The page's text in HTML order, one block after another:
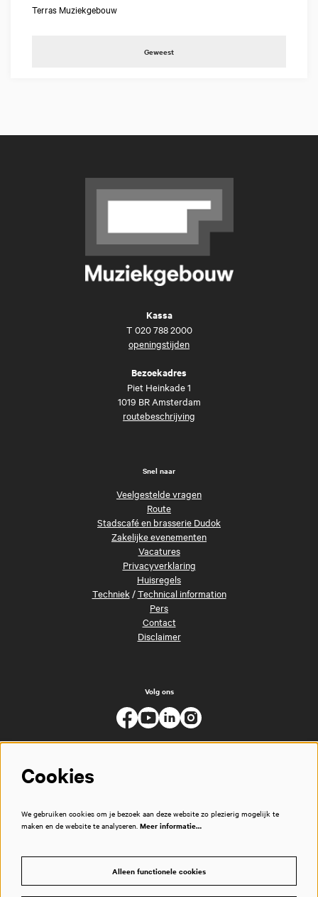
Terras Muziekgebouw
Geweest
Kassa
T 020 788 2000
openingstijden
Bezoekadres
Piet Heinkade 1
1019 BR Amsterdam
routebeschrijving
Snel naar
Veelgestelde vragen
Route
Stadscafé en brasserie Dudok
Zakelijke evenementen
Vacatures
Privacyverklaring
Huisregels
Techniek/Technical information
Pers
Contact
Disclaimer
Volg ons
Cookies
We gebruiken cookies om je bezoek aan deze website zo plezierig mogelijk te
maken en de website te analyseren. Meer informatie…
Alleen functionele cookies